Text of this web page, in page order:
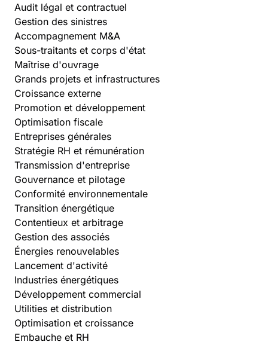
Audit légal et contractuel
Gestion des sinistres
Accompagnement M&A
Sous-traitants et corps d'état
Maîtrise d'ouvrage
Grands projets et infrastructures
Croissance externe
Promotion et développement
Optimisation fiscale
Entreprises générales
Stratégie RH et rémunération
Transmission d'entreprise
Gouvernance et pilotage
Conformité environnementale
Transition énergétique
Contentieux et arbitrage
Gestion des associés
Énergies renouvelables
Lancement d'activité
Industries énergétiques
Développement commercial
Utilities et distribution
Optimisation et croissance
Embauche et RH